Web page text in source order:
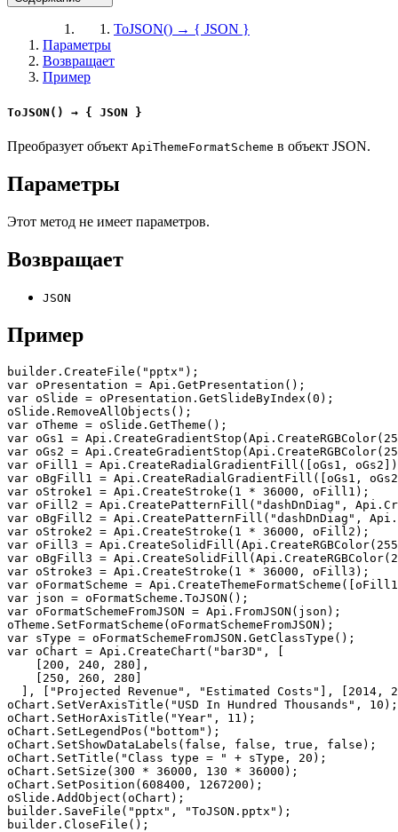
ToJSON() → { JSON }
Параметры
Возвращает
Пример
ToJSON() → { JSON }
Преобразует объект ApiThemeFormatScheme в объект JSON.
Параметры
Этот метод не имеет параметров.
Возвращает
JSON
Пример
builder.CreateFile("pptx");
var oPresentation = Api.GetPresentation();
var oSlide = oPresentation.GetSlideByIndex(0);
oSlide.RemoveAllObjects();
var oTheme = oSlide.GetTheme();
var oGs1 =
var oGs2 =
var oFill1 = Api.CreateRadialGradientFill([oGs1,
var oBgFill1 = Api.CreateRadialGradientFill([oGs1,
var oStroke1 = Api.CreateStroke(1 * 36000, oFill1);
var oFill2 = Api.CreatePatternFill("dashDnDiag",
var oBgFill2 = Api.CreatePatternFill("dashDnDiag",
var oStroke2 = Api.CreateStroke(1 * 36000, oFill2);
var oFill3 =
var oBgFill3 =
var oStroke3 = Api.CreateStroke(1 * 36000, oFill3);
var oFormatScheme =
var json = oFormatScheme.ToJSON();
var oFormatSchemeFromJSON = Api.FromJSON(json);
oTheme.SetFormatScheme(oFormatSchemeFromJSON);
var sType = oFormatSchemeFromJSON.GetClassType();
var oChart = Api.CreateChart("bar3D", [
    [200, 240, 280],
    [250, 260, 280]
], ["Projected Revenue", "Estimated Costs"], [2014,
oChart.SetVerAxisTitle("USD In Hundred Thousands", 10);
oChart.SetHorAxisTitle("Year", 11);
oChart.SetLegendPos("bottom");
oChart.SetShowDataLabels(false, false, true, false);
oChart.SetTitle("Class type = " + sType, 20);
oChart.SetSize(300 * 36000, 130 * 36000);
oChart.SetPosition(608400, 1267200);
oSlide.AddObject(oChart);
builder.SaveFile("pptx", "ToJSON.pptx");
builder.CloseFile();